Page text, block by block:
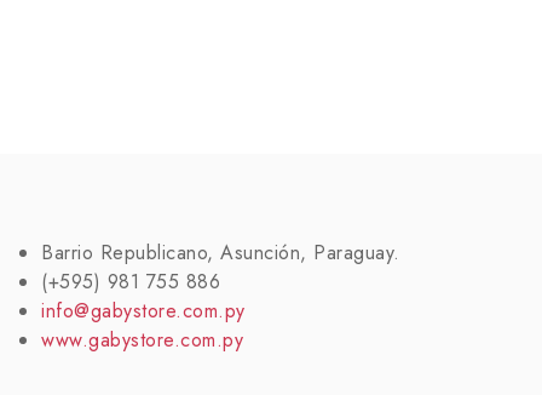
Barrio Republicano, Asunción, Paraguay.
(+595) 981 755 886
info@gabystore.com.py
www.gabystore.com.py